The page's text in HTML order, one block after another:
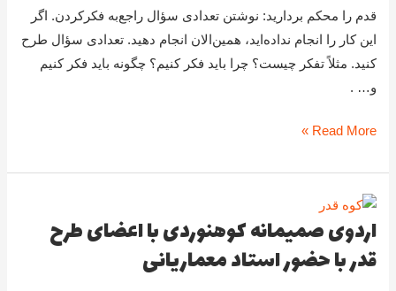
قدم را محکم بردارید: نوشتن تعدادی سؤال راجع‌به فکرکردن. اگر
این کار را انجام نداده‌اید، همین‌الان انجام دهید. تعدادی سؤال طرح
کنید. مثلاً تفکر چیست؟ چرا باید فکر کنیم؟ چگونه باید فکر کنیم
و… .
آماده
کنید
Read More »
اردوی صمیمانه کوهنوردی با اعضای طرح
قدر با حضور استاد معماریانی
اردوی
صمیمانه
کوهنوردی